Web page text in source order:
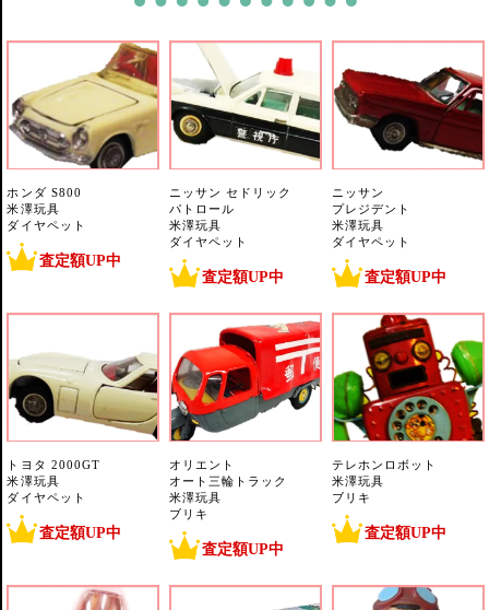
ホンダ S800
米澤玩具
ダイヤペット
査定額UP中
ニッサン セドリック
パトロール
米澤玩具
ダイヤペット
査定額UP中
ニッサン
プレジデント
米澤玩具
ダイヤペット
査定額UP中
トヨタ 2000GT
米澤玩具
ダイヤペット
査定額UP中
オリエント
オート三輪トラック
米澤玩具
ブリキ
査定額UP中
テレホンロボット
米澤玩具
ブリキ
査定額UP中